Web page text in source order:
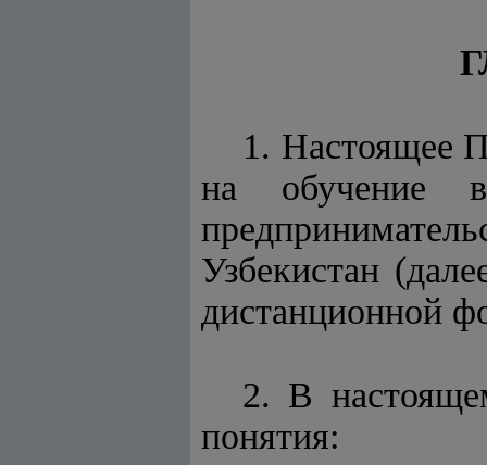
1. Настоящее
на обучение
Узбекистан
дистанционной
2. В
понятия: